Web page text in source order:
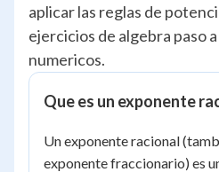
aplicar las reglas de
ejercicios de algebra paso
numericos.
Que es un exponente
Un exponente racional
exponente fraccionario) es